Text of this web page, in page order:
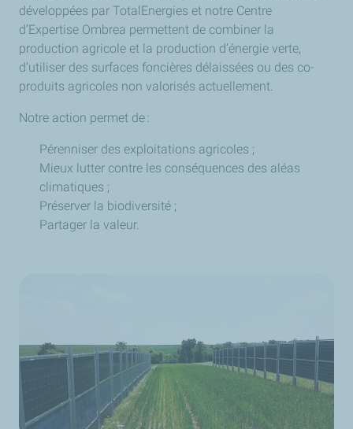
développées par TotalEnergies et notre Centre
d’Expertise Ombrea permettent de combiner la
production agricole et la production d’énergie verte,
d’utiliser des surfaces foncières délaissées ou des co-
produits agricoles non valorisés actuellement.
Notre action permet de :
Pérenniser des exploitations agricoles ;
Mieux lutter contre les conséquences des aléas
climatiques ;
Préserver la biodiversité ;
Partager la valeur.